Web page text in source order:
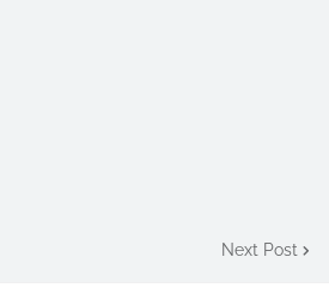
Next Post